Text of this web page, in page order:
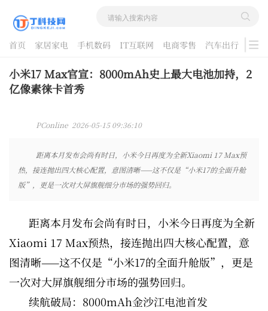
首页 家居家电 手机数码 IT互联网 电商零售 汽车出行
游戏
酷品评测
小米17 Max官宣：8000mAh史上最大电池加持，2
亿像素徕卡首秀
PConline 2026-05-15 09:36:10
距离本月发布会尚有时日，小米今日再度为全新Xiaomi 17 Max预
热，接连抛出四大核心配置，意图清晰——这不仅是“小米17的全面升舱
版”，更是一次对大屏旗舰细分市场的强势回归。
距离本月发布会尚有时日，小米今日再度为全新
Xiaomi 17 Max预热，接连抛出四大核心配置，意
图清晰——这不仅是“小米17的全面升舱版”，更是
一次对大屏旗舰细分市场的强势回归。
续航破局：8000mAh金沙江电池首发